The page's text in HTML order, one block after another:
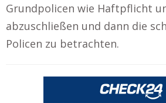
Grundpolicen wie Haftpflicht
abzuschließen und dann die
Policen zu betrachten.